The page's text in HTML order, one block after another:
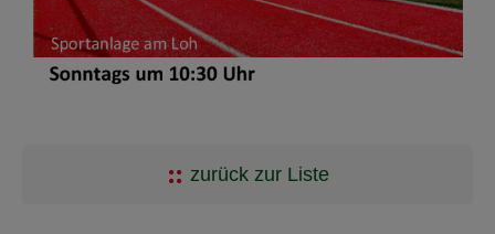
zurück zur Liste